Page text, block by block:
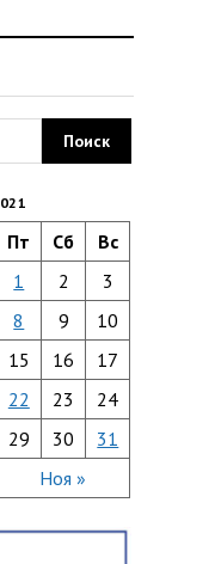
Пт Сб Вс
Ноя »
1 2
3
8 9
10
15 16
17
22 23
24
29 30 31